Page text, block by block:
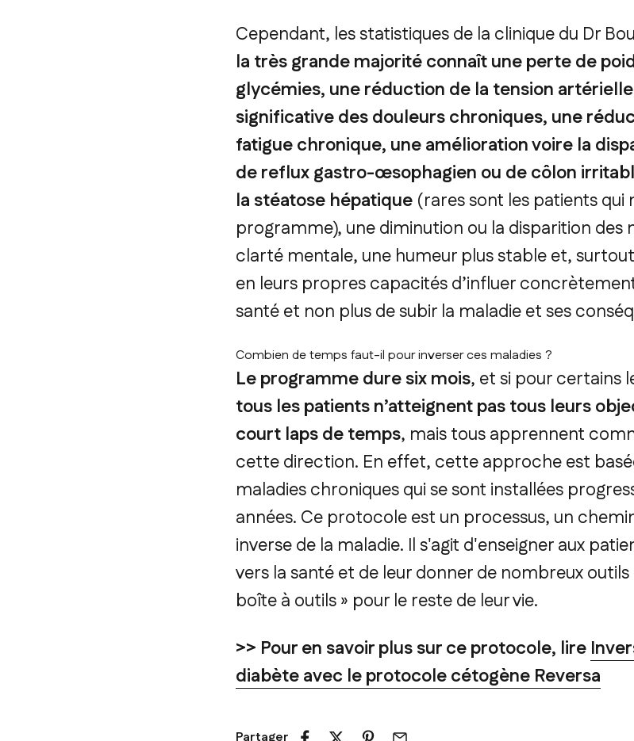
Cependant, les statistiques de la clinique du Dr
la très grande majorité connaît une perte de
glycémies, une réduction de la tension
significative des douleurs chroniques, une
fatigue chronique, une amélioration voire la
de reflux gastro-œsophagien ou de côlon
la stéatose hépatique (rares sont les patients qui
programme), une diminution ou la disparition des
clarté mentale, une humeur plus stable et,
en leurs propres capacités d’influer
santé et non plus de subir la maladie et ses
Combien de temps faut-il pour inverser ces maladies ?
Le programme dure six mois, et si pour certains
tous les patients n’atteignent pas tous leurs
court laps de temps, mais tous apprennent
cette direction. En effet, cette approche est
maladies chroniques qui se sont installées
années. Ce protocole est un processus, un
inverse de la maladie. Il s'agit d'enseigner aux
vers la santé et de leur donner de nombreux
boîte à outils » pour le reste de leur vie.
>> Pour en savoir plus sur ce protocole, lire
diabète avec le protocole cétogène Reversa